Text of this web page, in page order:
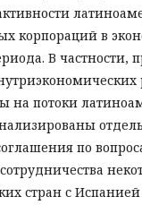
корпораций в
В частности,
на потоки
по
стран с